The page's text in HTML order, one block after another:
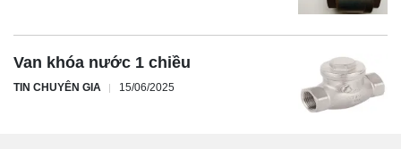
Van khóa nước 1 chiều
TIN CHUYÊN GIA 15/06/2025